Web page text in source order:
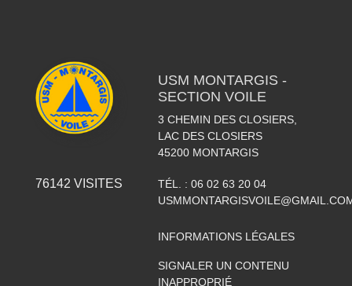
76142 VISITES
USM MONTARGIS -
SECTION VOILE
3 CHEMIN DES CLOSIERS,
LAC DES CLOSIERS
45200 MONTARGIS
TÉL. : 06 02 63 20 04
INFORMATIONS LÉGALES
SIGNALER UN CONTENU
INAPPROPRIÉ